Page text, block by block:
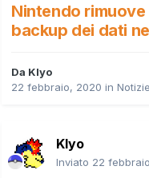
Nintendo
backup dei dati
Da Klyo
22 febbraio, 2020 in Notizie
Klyo
Inviato 22